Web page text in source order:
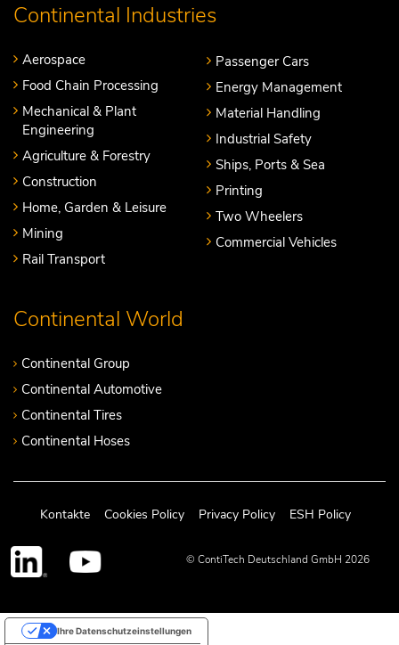
Continental Industries
Aerospace
Food Chain Processing
Mechanical & Plant
Engineering
Agriculture & Forestry
Construction
Home, Garden & Leisure
Mining
Rail Transport
Passenger Cars
Energy Management
Material Handling
Industrial Safety
Ships, Ports & Sea
Printing
Two Wheelers
Commercial Vehicles
Continental World
Continental Group
Continental Automotive
Continental Tires
Continental Hoses
Kontakte Cookies Policy Privacy Policy ESH Policy
© ContiTech Deutschland GmbH 2026
Ihre Datenschutzeinstellungen